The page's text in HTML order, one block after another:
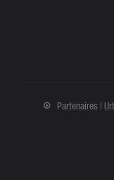
Partenaires |